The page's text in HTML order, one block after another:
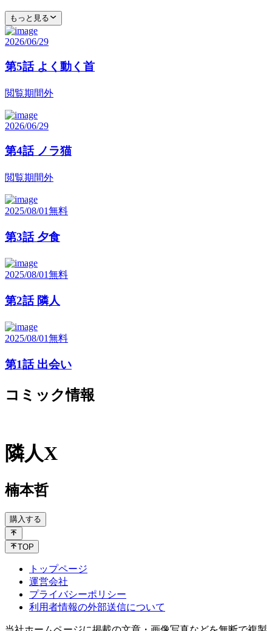
もっと見る
2026/06/29
第5話 よく動く首
閲覧期間外
2026/06/29
第4話 ノラ猫
閲覧期間外
2025/08/01無料
第3話 夕食
2025/08/01無料
第2話 隣人
2025/08/01無料
第1話 出会い
コミック情報
隣人X
楠本哲
購入する
TOP
トップページ
運営会社
プライバシーポリシー
利用者情報の外部送信について